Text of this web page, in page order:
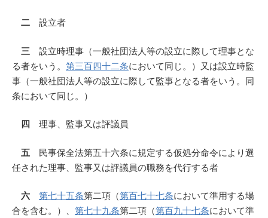
二 設立者
三 設立時理事（一般社団法人等の設立に際して理事とな
る者をいう。 第三百四十二条において同じ。）又は設立時監
事（一般社団法人等の設立に際して監事となる者をいう。同
条において同じ。）
四 理事、監事又は評議員
五 民事保全法第五十六条に規定する仮処分命令により選
任された理事、監事又は評議員の職務を代行する者
六 第七十五条第二項（第百七十七条において準用する場
合を含む。）、 第七十九条第二項（第百九十七条において準